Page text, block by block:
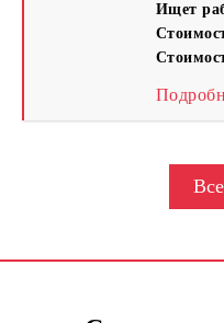
Ищет